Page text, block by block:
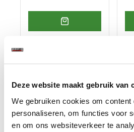
Deze website maakt gebruik van
We gebruiken cookies om content
personaliseren, om functies voor
en om ons websiteverkeer te